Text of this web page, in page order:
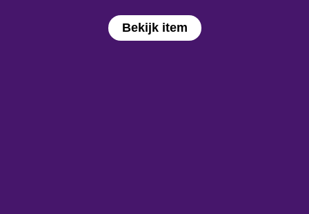
Bekijk item